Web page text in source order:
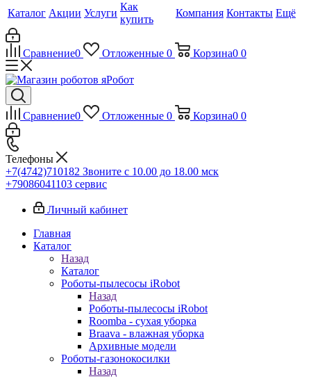
Каталог Акции Услуги
Как
купить
Компания Контакты Ещё
Сравнение0 Отложенные 0 Корзина0 0
Сравнение0 Отложенные 0 Корзина0 0
Телефоны
+7(4742)710182 Звоните с 10.00 до 18.00 мск
+79086041103 сервис
Личный кабинет
Главная
Каталог
Назад
Каталог
Роботы-пылесосы iRobot
Назад
Роботы-пылесосы iRobot
Roomba - сухая уборка
Braava - влажная уборка
Архивные модели
Роботы-газонокосилки
Назад